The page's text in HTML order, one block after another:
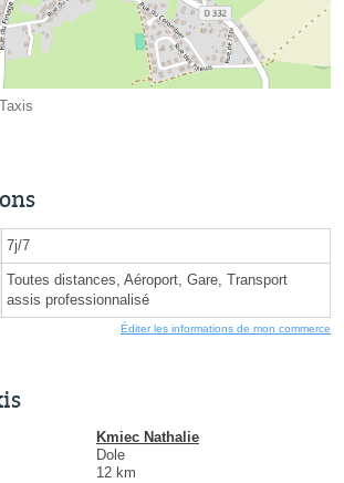
7j/7
Toutes distances, Aéroport, Gare, Transport
assis professionnalisé
Éditer les informations de mon commerce
Kmiec Nathalie
Dole
12 km